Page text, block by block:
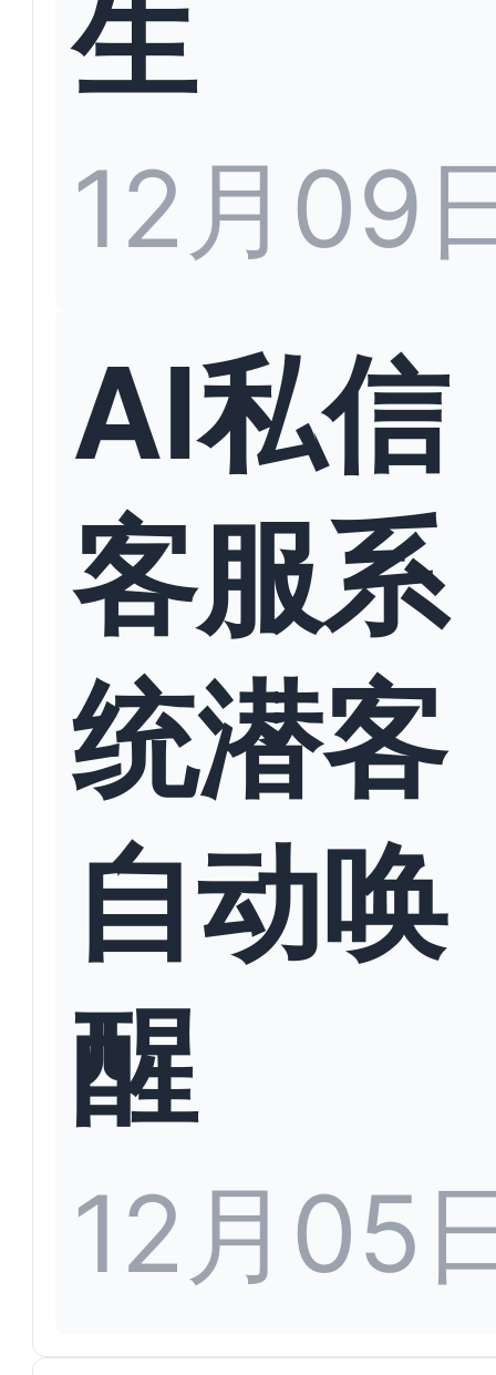
12月09
AI私信
客服系
统潜客
自动唤
醒
12月05